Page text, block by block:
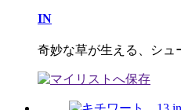
IN
奇妙な草が生える、シュ